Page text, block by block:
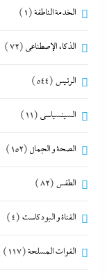
الخدمة الناطقة(1)
الذكاء الإصطناعي (72)
الرئيس (544)
السينسياسي (11)
الصحة و الجمال (152)
الطقس (82)
القناة و البودكاست (4)
القوات المسلحة(117)